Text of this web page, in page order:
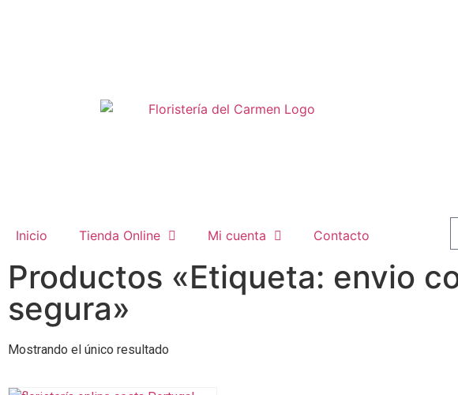
Inicio Tienda Online Mi cuenta Contacto
Productos «Etiqueta: envio
segura»
Mostrando el único resultado